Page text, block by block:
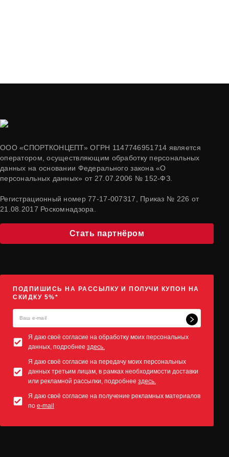
ООО «СПОРТКОНЦЕПТ» ОГРН 1147746951714 является
оператором, осуществляющим обработку персональных
данных на основании Федерального закона «О
персональных данных» от 27.07.2006 № 152-ФЗ.
Регистрационный номер 77-17-007317, Приказ № 226 от
21.08.2017 Роскомнадзора.
Стать партнёром
ПОДПИШИСЬ НА РАССЫЛКУ И ПОЛУЧИ КУПОН НА
СКИДКУ 5%*
Я даю своё согласие на обработку моих персональных
данных, подробнее здесь.
Я даю своё согласие на передачу моих персональных
данных третьим лицам, в рамках необходимости доставки
или рекламной рассылки, подробнее здесь.
Я даю своё согласие на получение рекламных материалов
по e-mail